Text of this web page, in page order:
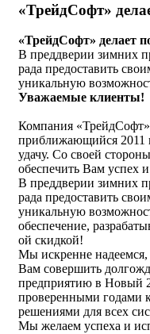
«ТрейдСофт»
«ТрейдСофт» делает
В преддверии зимних
рада предоставить
уникальную
Уважаемые клиенты!
Компания «ТрейдСофт»
приближающийся 2011
удачу. Со своей
обеспечить Вам успех
В преддверии зимних
рада предоставить
уникальную
обеспечение,
ой скидкой!
Мы искренне надеемся,
Вам совершить
предприятию в Новый
проверенными годами
решениями для всех
Мы желаем успеха и